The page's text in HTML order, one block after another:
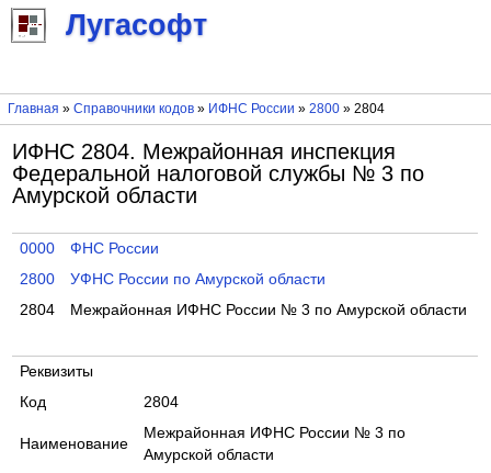
Лугасофт
Главная » Справочники кодов» ИФНС России » 2800» 2804
ИФНС 2804. Межрайонная инспекция
Федеральной налоговой службы № 3 по
Амурской области
0000
ФНС России
2800
УФНС России по Амурской области
2804
Межрайонная ИФНС России № 3 по Амурской области
Реквизиты
Код
2804
Наименование
Межрайонная ИФНС России № 3 по
Амурской области